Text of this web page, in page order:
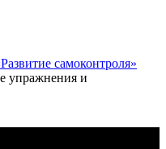
самоконтроля»
упражнения и